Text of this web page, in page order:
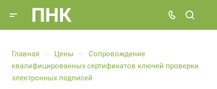
Главная — Цены —
Сопровождение
квалифицированных сертификатов ключей проверки
электронных подписей